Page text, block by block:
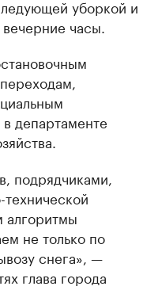
уборкой и
часы.
департаменте
подрядчиками,
алгоритмы
не только по
снега», —
глава города